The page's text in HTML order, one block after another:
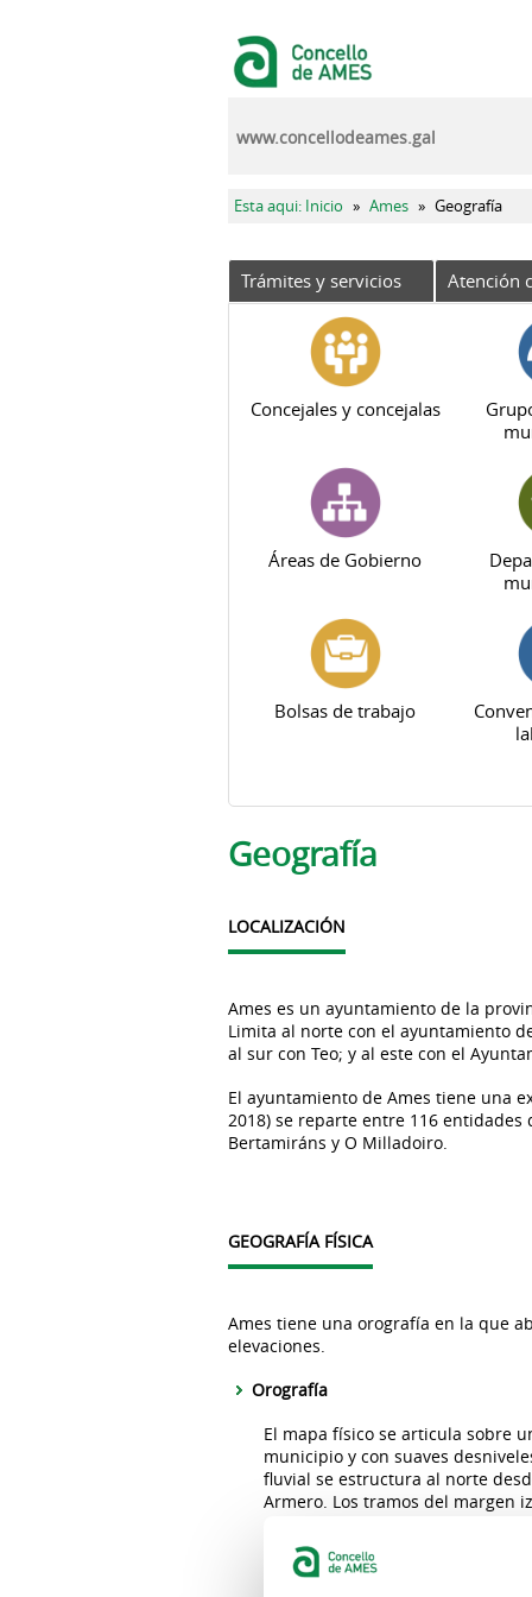
www.concellodeames.gal
Se encuentra usted aquí
Esta aqui: Inicio » Ames » Geografía
Trámites y servicios Atención
Concejales y concejalas
Áreas de Gobierno
Bolsas de trabajo
Solapas principales
Geografía
LOCALIZACIÓN
Ames es un ayuntamiento de la
Limita al norte con el ayuntamiento
al sur con Teo; y al este con el
El ayuntamiento de Ames tiene una
2018) se reparte entre 116
Bertamiráns y O Milladoiro.
GEOGRAFÍA FÍSICA
Ames tiene una orografía en la que
elevaciones.
Orografía
El mapa físico se articula sobre
municipio y con suaves
fluvial se estructura al norte
Armero. Los tramos del margen
O Espiño, con 424 metros de